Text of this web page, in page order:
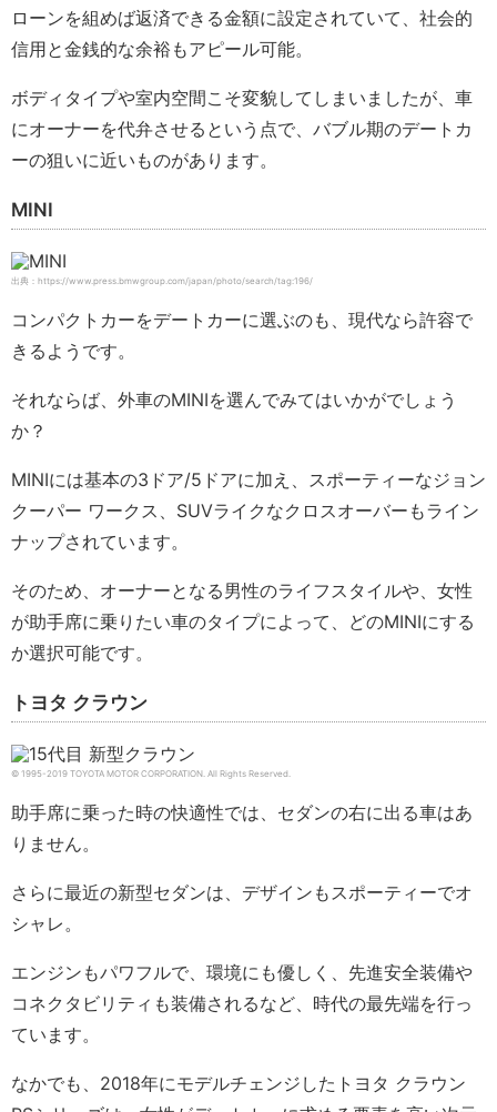
ローンを組めば返済できる金額に設定されていて、社会的
信用と金銭的な余裕もアピール可能。
ボディタイプや室内空間こそ変貌してしまいましたが、車
にオーナーを代弁させるという点で、バブル期のデートカ
ーの狙いに近いものがあります。
MINI
出典：https://www.press.bmwgroup.com/japan/photo/search/tag:196/
コンパクトカーをデートカーに選ぶのも、現代なら許容で
きるようです。
それならば、外車のMINIを選んでみてはいかがでしょう
か？
MINIには基本の3ドア/5ドアに加え、スポーティーなジョン
クーパー ワークス、SUVライクなクロスオーバーもライン
ナップされています。
そのため、オーナーとなる男性のライフスタイルや、女性
が助手席に乗りたい車のタイプによって、どのMINIにする
か選択可能です。
トヨタ クラウン
© 1995-2019 TOYOTA MOTOR CORPORATION. All Rights Reserved.
助手席に乗った時の快適性では、セダンの右に出る車はあ
りません。
さらに最近の新型セダンは、デザインもスポーティーでオ
シャレ。
エンジンもパワフルで、環境にも優しく、先進安全装備や
コネクタビリティも装備されるなど、時代の最先端を行っ
ています。
なかでも、2018年にモデルチェンジしたトヨタ クラウン